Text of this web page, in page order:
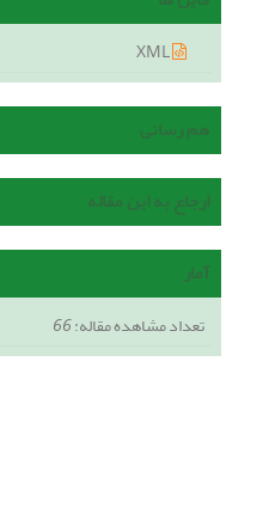
هم رسانی
ارجاع به این مقاله
آمار
تعداد مشاهده مقاله:66